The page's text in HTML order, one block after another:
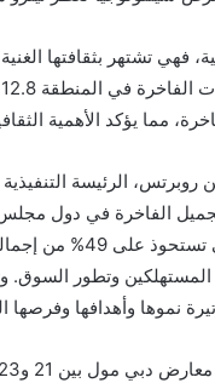
فهي تشتهر بثقافتها
مما يؤكد الأهمية
روبرتس، الرئيسة
الفاخرة في دول مجلس
متخصصة في مجال
المستهلكين وتطور
نموها وأهدافها وفرصها